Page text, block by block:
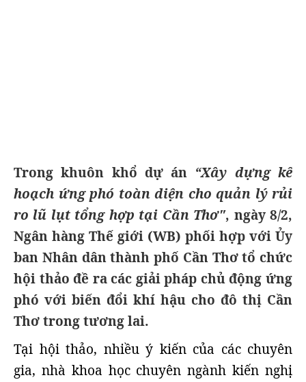
Trong khuôn khổ dự án “Xây dựng kế
hoạch ứng phó toàn diện cho quản lý rủi
ro lũ lụt tổng hợp tại Cần Thơ", ngày 8/2,
Ngân hàng Thế giới (WB) phối hợp với Ủy
ban Nhân dân thành phố Cần Thơ tổ chức
hội thảo đề ra các giải pháp chủ động ứng
phó với biến đổi khí hậu cho đô thị Cần
Thơ trong tương lai.
Tại hội thảo, nhiều ý kiến của các chuyên
gia, nhà khoa học chuyên ngành kiến nghị